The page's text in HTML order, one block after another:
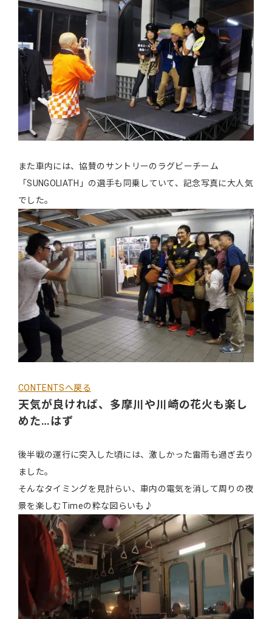
また車内には、協賛のサントリーのラグビーチーム
「SUNGOLIATH」の選手も同乗していて、記念写真に大人気
でした。
CONTENTSへ戻る
天気が良ければ、多摩川や川崎の花火も楽し
めた…はず
後半戦の運行に突入した頃には、激しかった雷雨も過ぎ去り
ました。
そんなタイミングを見計らい、車内の電気を消して周りの夜
景を楽しむTimeの粋な図らいも♪